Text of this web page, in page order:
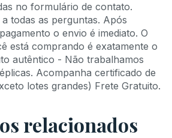
IMPORTADO
COLEÇÃO
LUNAR
COINS
no formulário de contato.
todas as perguntas. Após
o envio é imediato. O
está comprando é exatamente o
autêntico - Não trabalhamos
Acompanha certificado de
lotes grandes) Frete Gratuito.
relacionados